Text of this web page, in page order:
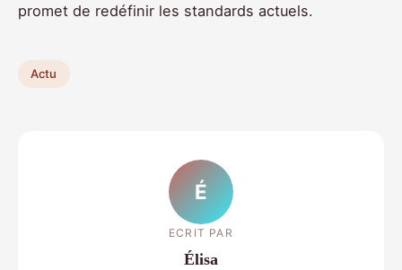
promet de redéfinir les standards actuels.
Actu
É
ECRIT PAR
Élisa